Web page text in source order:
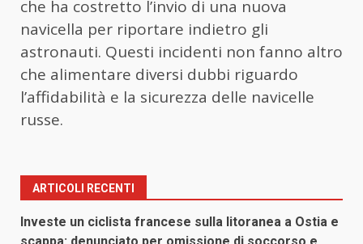
che ha costretto l’invio di una nuova
navicella per riportare indietro gli
astronauti. Questi incidenti non fanno altro
che alimentare diversi dubbi riguardo
l’affidabilità e la sicurezza delle navicelle
russe.
ARTICOLI RECENTI
Investe un ciclista francese sulla litoranea a Ostia e
scappa: denunciato per omissione di soccorso e